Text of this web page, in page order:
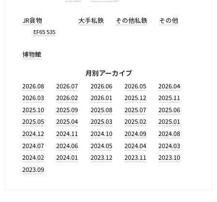
JR貨物
EF65 535
大手私鉄 その他私鉄 その他
博物館
月別アーカイブ
2026.08 2026.07 2026.06 2026.05
2026.04
2026.03
2026.02 2026.01 2025.12
2025.11
2025.10
2025.09 2025.08 2025.07
2025.06
2025.05
2025.04 2025.03 2025.02
2025.01
2024.12
2024.11 2024.10 2024.09
2024.08
2024.07
2024.06 2024.05 2024.04
2024.03
2024.02
2024.01 2023.12 2023.11
2023.10
2023.09